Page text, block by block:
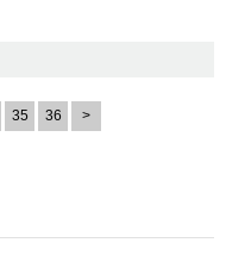
35 36 >